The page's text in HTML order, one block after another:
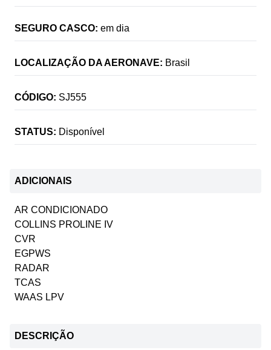
SEGURO CASCO: em dia
LOCALIZAÇÃO DA AERONAVE: Brasil
CÓDIGO: SJ555
STATUS: Disponível
ADICIONAIS
AR CONDICIONADO
COLLINS PROLINE IV
CVR
EGPWS
RADAR
TCAS
WAAS LPV
DESCRIÇÃO